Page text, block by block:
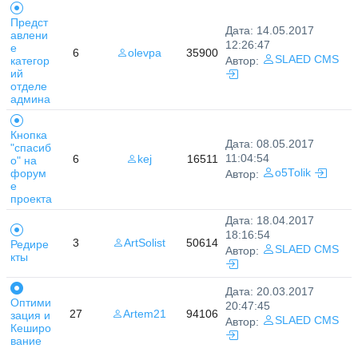
Предст
авлени
е
категор
ий
отделе
админа
6 olevpa 35900
Дата: 14.05.2017
12:26:47
Автор:
SLAED CMS
Кнопка
"спасиб
о" на
форум
е
проекта
6 kej 16511
Дата: 08.05.2017
11:04:54
Автор:
o5Tolik
Редире
кты
3 ArtSolist 50614
Дата: 18.04.2017
18:16:54
Автор:
SLAED CMS
Оптими
зация и
Кеширо
вание
27 Artem21 94106
Дата: 20.03.2017
20:47:45
Автор:
SLAED CMS